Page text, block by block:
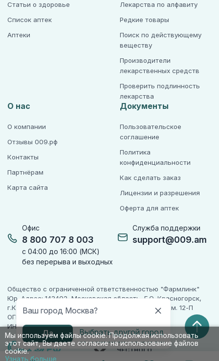
Ваш город Москва?
Да Выбрать другой город
Мы используем файлы cookie. Продолжая использовать
этот сайт, Вы даете согласие на использование файлов
cookie.
Узнать больше
Офис
8 800 707 8 003
с 04:00 до 16:00 (МСК)
без перерыва и выходных
Служба поддержки
support@009.am
Статьи о здоровье
Список аптек
Аптеки
Лекарства по алфавиту
Редкие товары
Поиск по действующему
веществу
Производители
лекарственных средств
Проверить подлинность
лекарства
О нас
О компании
Отзывы 009.рф
Контакты
Партнёрам
Карта сайта
Документы
Пользовательское
соглашение
Политика
конфиденциальности
Как сделать заказ
Лицензии и разрешения
Оферта для аптек
Общество с ограниченной ответственностью "Фармлинк"
Юр. Адрес: 143402, Московская область, Г.О. Красногорск,
г.Красногорск, ул. Жуковского, д. 17, помещ. III, ком. 12-П
ОГРН 1225000071955
ИНН 5024223277
ПАРТНЕР
ЧЕСТНОГО